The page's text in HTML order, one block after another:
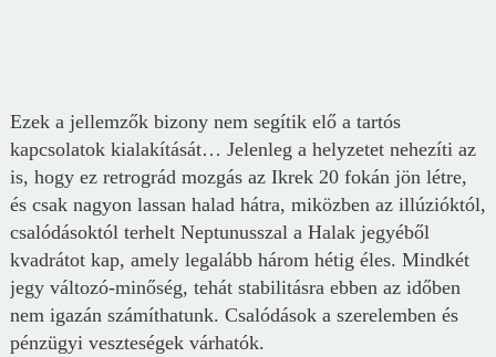
Ezek a jellemzők bizony nem segítik elő a tartós
kapcsolatok kialakítását… Jelenleg a helyzetet nehezíti az
is, hogy ez retrográd mozgás az Ikrek 20 fokán jön létre,
és csak nagyon lassan halad hátra, miközben az illúzióktól,
csalódásoktól terhelt Neptunusszal a Halak jegyéből
kvadrátot kap, amely legalább három hétig éles. Mindkét
jegy változó-minőség, tehát stabilitásra ebben az időben
nem igazán számíthatunk. Csalódások a szerelemben és
pénzügyi veszteségek várhatók.